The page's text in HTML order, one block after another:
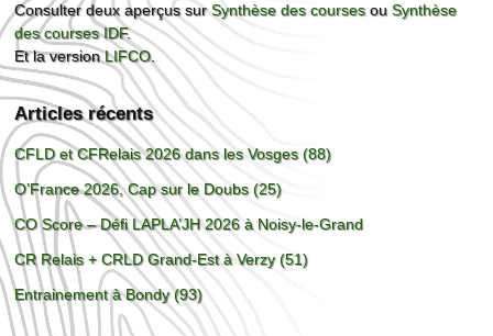
Consulter deux aperçus surSynthèse des coursesouSynthèse
des courses IDF.
Et la versionLIFCO.
Articles récents
CFLD et CFRelais 2026 dans les Vosges (88)
O’France 2026, Cap sur le Doubs (25)
CO Score – Défi LAPLA’JH 2026 à Noisy-le-Grand
CR Relais + CRLD Grand-Est à Verzy (51)
Entrainement à Bondy (93)